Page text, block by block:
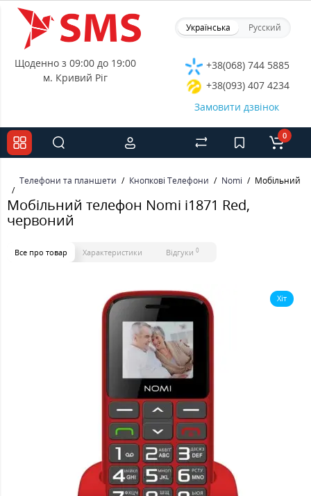
Українська Русский
Щоденно з 09:00 до 19:00
м. Кривий Ріг
+38(068) 744 5885
+38(093) 407 4234
Замовити дзвінок
0
Телефони та планшети Кнопкові Телефони Nomi Мобільний
Мобільний телефон Nomi i1871 Red,
червоний
Все про товар Характеристики Відгуки 0
Хіт